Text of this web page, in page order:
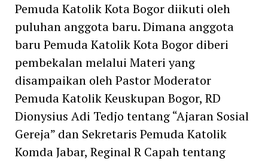
Pemuda Katolik Kota Bogor diikuti oleh
puluhan anggota baru. Dimana anggota
baru Pemuda Katolik Kota Bogor diberi
pembekalan melalui Materi yang
disampaikan oleh Pastor Moderator
Pemuda Katolik Keuskupan Bogor, RD
Dionysius Adi Tedjo tentang “Ajaran Sosial
Gereja” dan Sekretaris Pemuda Katolik
Komda Jabar, Reginal R Capah tentang